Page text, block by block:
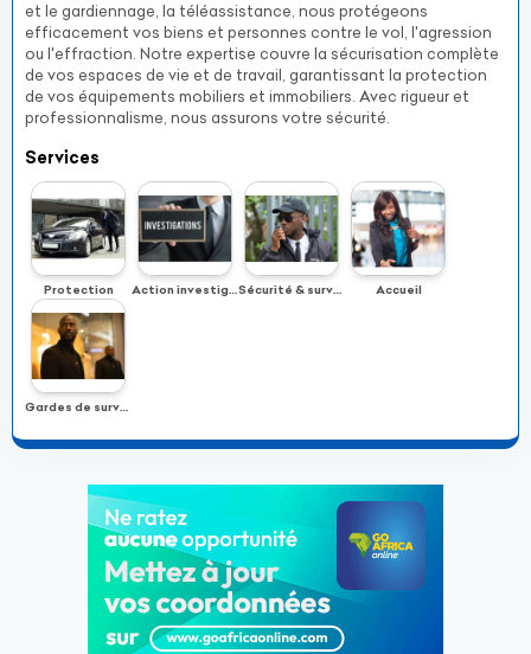
et le gardiennage, la téléassistance, nous protégeons
efficacement vos biens et personnes contre le vol, l'agression
ou l'effraction. Notre expertise couvre la sécurisation complète
de vos espaces de vie et de travail, garantissant la protection
de vos équipements mobiliers et immobiliers. Avec rigueur et
professionnalisme, nous assurons votre sécurité.
Services
Protection Action investigation Sécurité & surveillance Accueil
Gardes de surveillance et de protection